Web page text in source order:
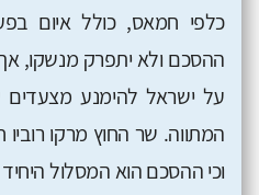
כלפי חמאס, כולל איום
ההסכם ולא יתפרק מנשקו,
על ישראל להימנע מצעדים
המתווה. שר החוץ מרקו רוביו
וכי ההסכם הוא המסלול